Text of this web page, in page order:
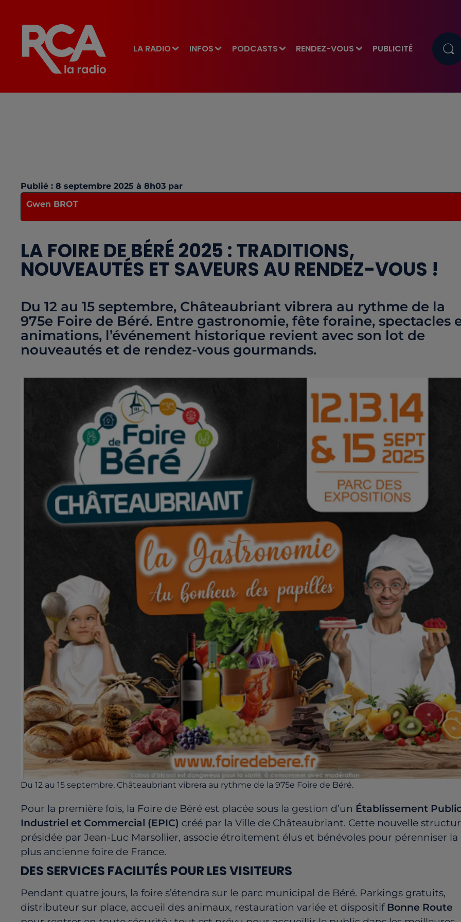
LA RADIO INFOS PODCASTS RENDEZ-VOUS PUBLICITÉ
Publié : 8 septembre 2025 à 8h03 par
Gwen BROT
LA FOIRE DE BÉRÉ 2025 : TRADITIONS,
NOUVEAUTÉS ET SAVEURS AU RENDEZ-VOUS !
Du 12 au 15 septembre, Châteaubriant vibrera au rythme de la
975e Foire de Béré. Entre gastronomie, fête foraine, spectacles
animations, l’événement historique revient avec son lot de
nouveautés et de rendez-vous gourmands.
Du 12 au 15 septembre, Châteaubriant vibrera au rythme de la 975e Foire de Béré.
Pour la première fois, la Foire de Béré est placée sous la gestion d’un Établissement
Industriel et Commercial (EPIC) créé par la Ville de Châteaubriant. Cette nouvelle
présidée par Jean-Luc Marsollier, associe étroitement élus et bénévoles pour pérenniser la
plus ancienne foire de France.
DES SERVICES FACILITÉS POUR LES VISITEURS
Pendant quatre jours, la foire s’étendra sur le parc municipal de Béré. Parkings gratuits,
distributeur sur place, accueil des animaux, restauration variée et dispositif Bonne Route